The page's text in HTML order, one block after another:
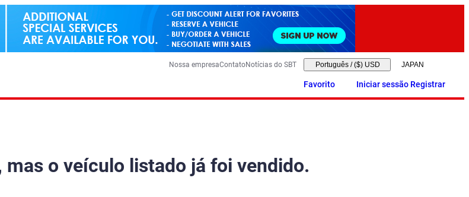
Nossa empresaContatoNotícias do SBT Português / ($) USD
Favorito Iniciar sessão Registrar
mas o veículo listado já foi vendido.